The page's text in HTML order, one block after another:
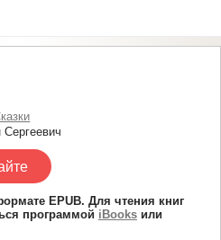
EPUB. Для чтения книг
программой iBooksили